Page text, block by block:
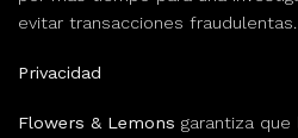
evitar transacciones fraudulentas.
Privacidad
Flowers & Lemons garantiza que